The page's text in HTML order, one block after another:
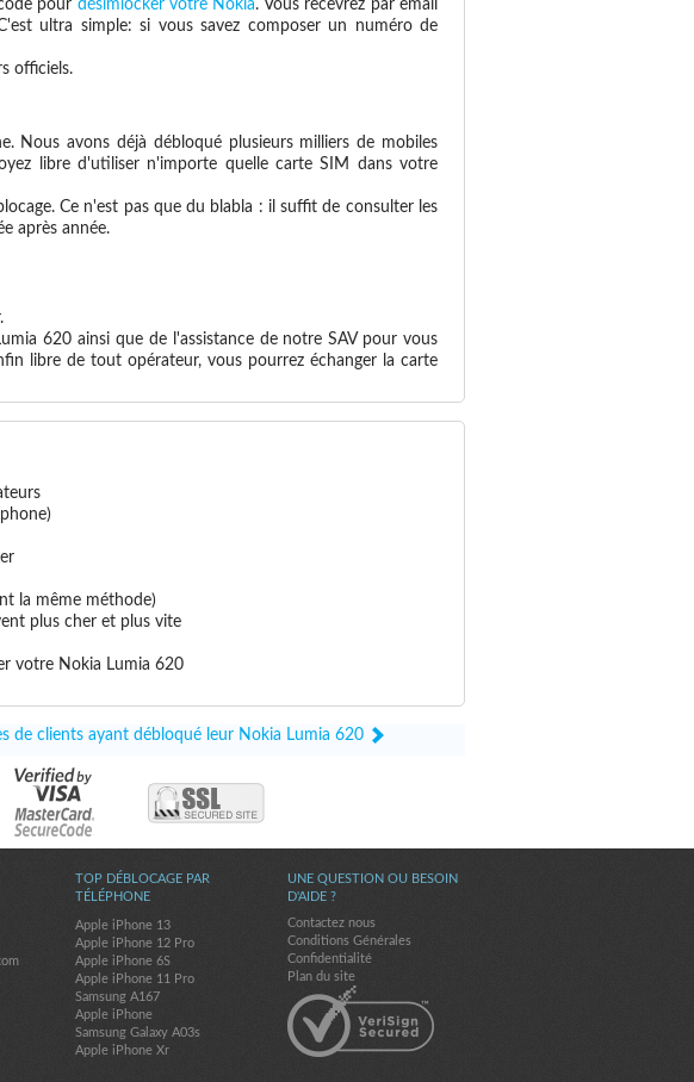
pour désimlocker votre Nokia. Vous recevrez par email
ultra simple: si vous savez composer un numéro de
officiels.
Nous avons déjà débloqué plusieurs milliers de mobiles
libre d'utiliser n'importe quelle carte SIM dans votre
Ce n'est pas que du blabla : il suffit de consulter les
après année.
620 ainsi que de l'assistance de notre SAV pour vous
libre de tout opérateur, vous pourrez échanger la carte
la même méthode)
plus cher et plus vite
votre Nokia Lumia 620
de clients ayant débloqué leur Nokia Lumia 620
UNE QUESTION OU BESOIN
D'AIDE ?
Contactez nous
Conditions Générales
Confidentialité
Plan du site
TOP DÉBLOCAGE PAR
TÉLÉPHONE
Apple iPhone 13
Apple iPhone 12 Pro
Apple iPhone 6S
Apple iPhone 11 Pro
Samsung A167
Apple iPhone
Samsung Galaxy A03s
Apple iPhone Xr